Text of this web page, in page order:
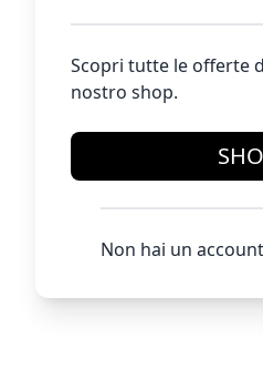
Scopri tutte le offerte
nostro shop.
Non hai un